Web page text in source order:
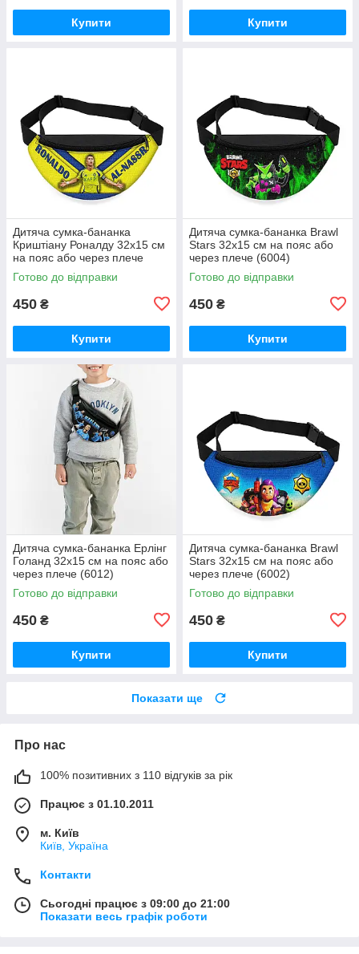
Купити Купити
Дитяча сумка-бананка
Криштіану Роналду 32х15 см
на пояс або через плече
(6006)
Готово до відправки
450 ₴
Купити
Дитяча сумка-бананка Brawl
Stars 32х15 см на пояс або
через плече (6004)
Готово до відправки
450 ₴
Купити
Дитяча сумка-бананка Ерлінг
Голанд 32х15 см на пояс або
через плече (6012)
Готово до відправки
450 ₴
Купити
Дитяча сумка-бананка Brawl
Stars 32х15 см на пояс або
через плече (6002)
Готово до відправки
450 ₴
Купити
Показати ще
Про нас
100% позитивних з 110 відгуків за рік
Працює з 01.10.2011
м. Київ
Київ, Україна
Контакти
Сьогодні працює з 09:00 до 21:00
Показати весь графік роботи